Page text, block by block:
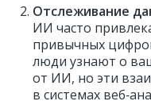
Отслеживание
ИИ часто
привычных
люди узнают о
от ИИ, но эти
в системах